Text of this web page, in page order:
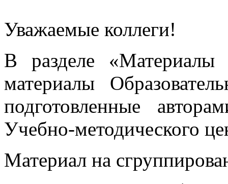
Уважаемые коллеги!
В разделе «Материалы
материалы
подготовленные
Учебно-методического
Материал на